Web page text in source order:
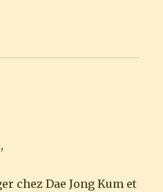
chez Dae Jong Kum et